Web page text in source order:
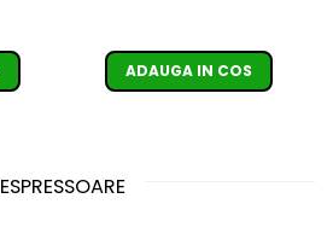
ADAUGA IN COS
ESPRESSOARE